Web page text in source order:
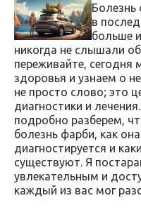
Болезнь
в
больше
никогда не слышали
переживайте, сегодня
здоровья и узнаем о
не просто слово; это
диагностики и
подробно разберем,
болезнь фарби, как
диагностируется и
существуют. Я
увлекательным и
каждый из вас мог